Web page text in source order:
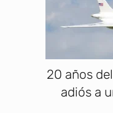
20 años
adiós a